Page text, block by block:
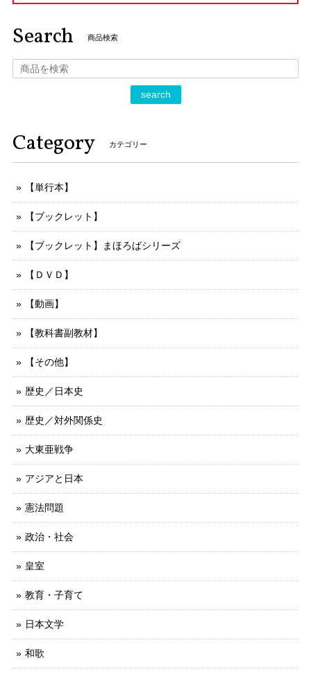
Search 商品検索
search
Category カテゴリー
【単行本】
【ブックレット】
【ブックレット】まほろばシリーズ
【ＤＶＤ】
【動画】
【教科書副教材】
【その他】
歴史／日本史
歴史／対外関係史
大東亜戦争
アジアと日本
憲法問題
政治・社会
皇室
教育・子育て
日本文学
和歌